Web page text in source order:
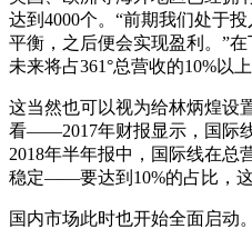
达到4000个。“前期我们处于
平衡，之后便会实现盈利。”
未来将占361°总营收的10%以上
这当然也可以视为给林炳煌设
看——2017年财报显示，国际
2018年半年报中，国际线在总
稳定——要达到10%的占比，这
国内市场此时也开始全面启动